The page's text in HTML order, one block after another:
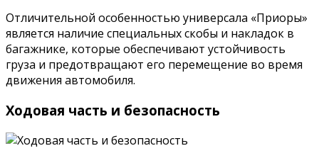
Отличительной особенностью универсала «Приоры»
является наличие специальных скобы и накладок в
багажнике, которые обеспечивают устойчивость
груза и предотвращают его перемещение во время
движения автомобиля.
Ходовая часть и безопасность